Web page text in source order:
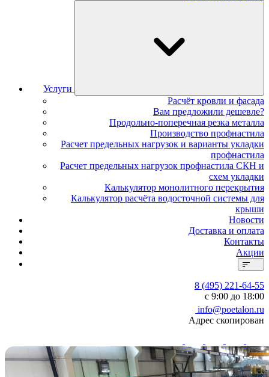
Услуги
Расчёт кровли и фасада
Вам предложили дешевле?
Продольно-поперечная резка металла
Производство профнастила
Расчет предельных нагрузок и варианты укладки
профнастила
Расчет предельных нагрузок профнастила СКН и
схем укладки
Калькулятор монолитного перекрытия
Калькулятор расчёта водосточной системы для
крыши
Новости
Доставка и оплата
Контакты
Акции
8 (495) 221-64-55
с 9:00 до 18:00
info@poetalon.ru
Адрес скопирован